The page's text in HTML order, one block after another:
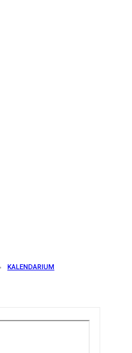
KALENDARIUM